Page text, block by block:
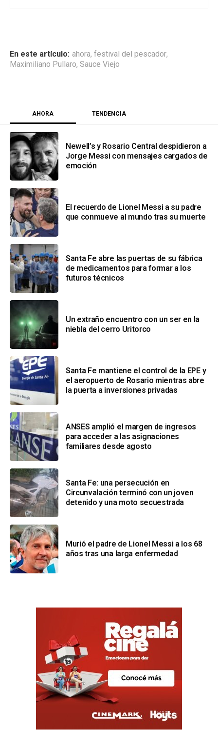
ahora, festival del pescador,
Maximiliano Pullaro, Sauce Viejo
AHORA TENDENCIA
Newell’s y Rosario Central despidieron a
Jorge Messi con mensajes cargados de
emoción
El recuerdo de Lionel Messi a su padre
que conmueve al mundo tras su muerte
Santa Fe abre las puertas de su fábrica
de medicamentos para formar a los
futuros técnicos
Un extraño encuentro con un ser en la
niebla del cerro Uritorco
Santa Fe mantiene el control de la EPE y
el aeropuerto de Rosario mientras abre
la puerta a inversiones privadas
ANSES amplió el margen de ingresos
para acceder a las asignaciones
familiares desde agosto
Santa Fe: una persecución en
Circunvalación terminó con un joven
detenido y una moto secuestrada
Murió el padre de Lionel Messi a los 68
años tras una larga enfermedad